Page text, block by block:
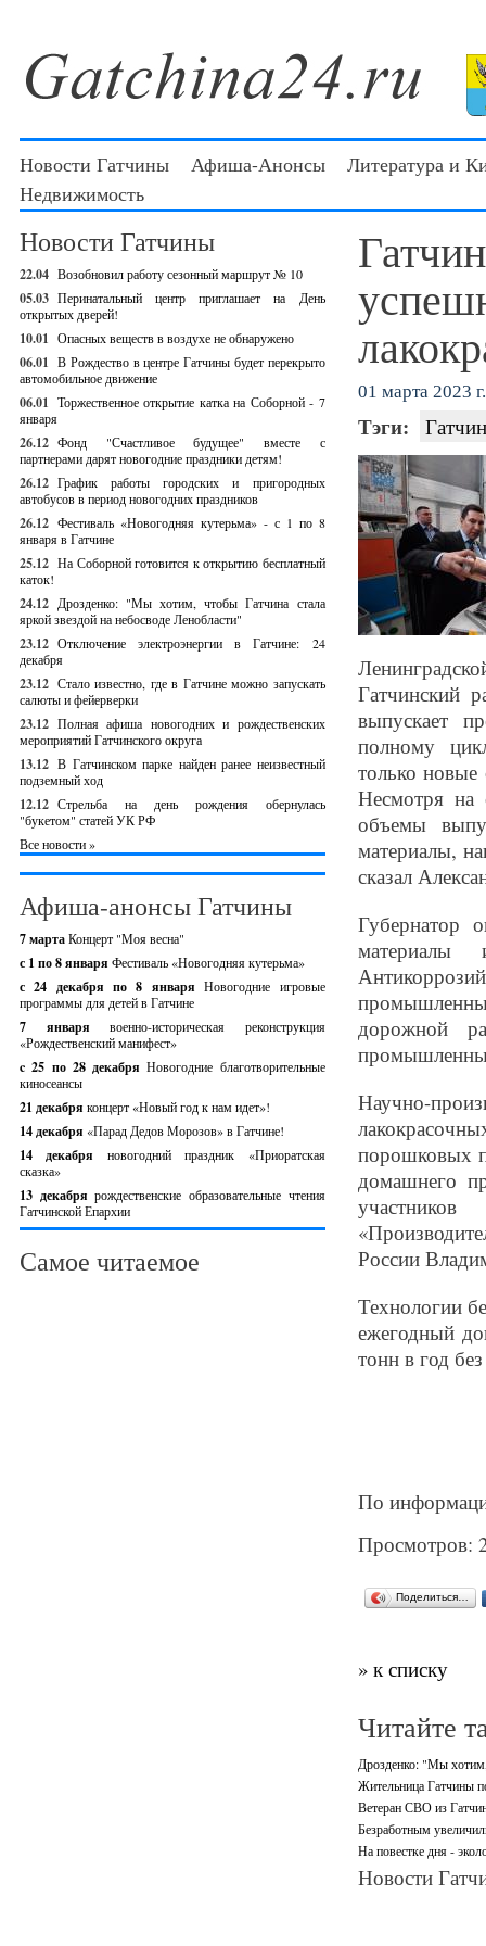
Новости Гатчины Афиша-Анонсы
Литература и
Недвижимость
Новости Гатчины
22.04 Возобновил работу сезонный маршрут № 10
05.03 Перинатальный центр приглашает на День
открытых дверей!
10.01 Опасных веществ в воздухе не обнаружено
06.01 В Рождество в центре Гатчины будет перекрыто
автомобильное движение
06.01 Торжественное открытие катка на Соборной - 7
января
26.12 Фонд "Счастливое будущее" вместе с
партнерами дарят новогодние праздники детям!
26.12 График работы городских и пригородных
автобусов в период новогодних праздников
26.12 Фестиваль «Новогодняя кутерьма» - с 1 по 8
января в Гатчине
25.12 На Соборной готовится к открытию бесплатный
каток!
24.12 Дрозденко: "Мы хотим, чтобы Гатчина стала
яркой звездой на небосводе Ленобласти"
23.12 Отключение электроэнергии в Гатчине: 24
декабря
23.12 Стало известно, где в Гатчине можно запускать
салюты и фейерверки
23.12 Полная афиша новогодних и рождественских
мероприятий Гатчинского округа
13.12 В Гатчинском парке найден ранее неизвестный
подземный ход
12.12 Стрельба на день рождения обернулась
"букетом" статей УК РФ
Все новости »
Афиша-анонсы Гатчины
7 мартаКонцерт "Моя весна"
с 1 по 8 января Фестиваль «Новогодняя кутерьма»
с 24 декабря по 8 январяНовогодние игровые
программы для детей в Гатчине
7 январявоенно-историческая реконструкция
«Рождественский манифест»
c 25 по 28 декабряНовогодние благотворительные
киносеансы
21 декабря концерт «Новый год к нам идет»!
14 декабря «Парад Дедов Морозов» в Гатчине!
14 декабря новогодний праздник «Приоратская
сказка»
13 декабрярождественские образовательные чтения
Гатчинской Епархии
Самое читаемое
01 марта 2023 г.
Тэги:
Гатчинский
выпускает
полному
только
Несмотря на
объемы
материалы,
сказал
Губернатор
материалы
дорожной
Научно-
порошковых
домашнего
России
Технологии
ежегодный
тонн в год
По
Просмотров:
Поделиться…
» к списку
Читайте
Дрозденко: "Мы хотим,
Жительница Гатчины
Ветеран СВО из
Безработным
На повестке дня -
Новости